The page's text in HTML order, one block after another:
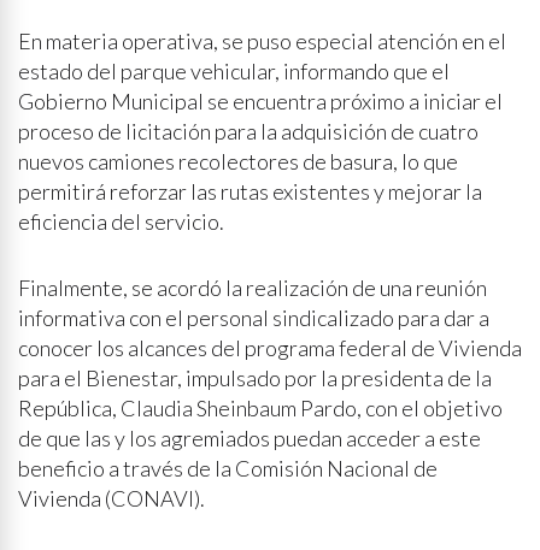
En materia operativa, se puso especial atención en el
estado del parque vehicular, informando que el
Gobierno Municipal se encuentra próximo a iniciar el
proceso de licitación para la adquisición de cuatro
nuevos camiones recolectores de basura, lo que
permitirá reforzar las rutas existentes y mejorar la
eficiencia del servicio.
Finalmente, se acordó la realización de una reunión
informativa con el personal sindicalizado para dar a
conocer los alcances del programa federal de Vivienda
para el Bienestar, impulsado por la presidenta de la
República, Claudia Sheinbaum Pardo, con el objetivo
de que las y los agremiados puedan acceder a este
beneficio a través de la Comisión Nacional de
Vivienda (CONAVI).